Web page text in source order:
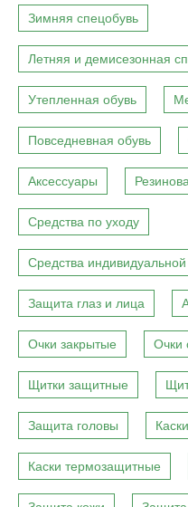
Зимняя спецобувь
Летняя и демисезонная
Утепленная обувь
Повседневная обувь
Аксессуары
Средства по уходу
Средства
Защита глаз и лица
Очки закрытые Очки
Щитки защитные
Защита головы
Каски термозащитные